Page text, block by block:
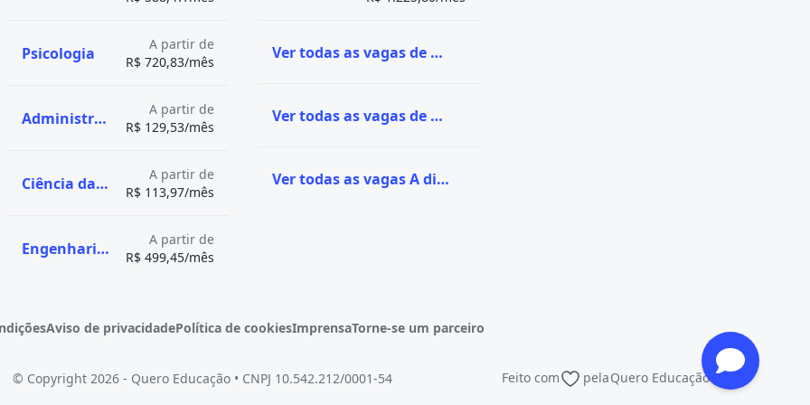
anos, com carga
incluindo
e condições
adjacentes. O termo
e a prática clínica voltada
restauração dos dentes
oral.
para o bem-
Psicologia
A partir de
R$ 720,83/mês
Administração
A partir de
R$ 129,53/mês
Ciência da Computação
A partir de
R$ 113,97/mês
Engenharia Mecânica
A partir de
R$ 499,45/mês
Ver todas as vagas de Graduação na UNIRITTER
Ver todas as vagas de Pós-graduação na UNIRITTER
Ver todas as vagas A distância (EaD) na UNIRITTER
Aviso de privacidadePolítica de cookiesImprensaTorne-se um parceiro
© Copyright 2026 - Quero Educação • CNPJ 10.542.212/0001-54 Feito com pelaQuero Educação